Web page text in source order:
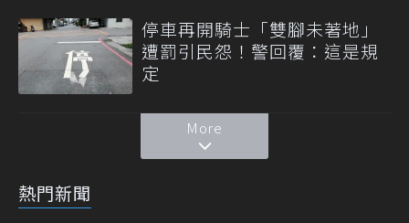
停車再開騎士「雙腳未著地」
遭罰引民怨！警回覆：這是規
定
More
熱門新聞